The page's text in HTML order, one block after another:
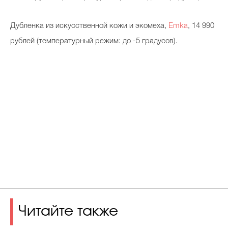
Дубленка из искусственной кожи и экомеха, Emka, 14 990
рублей (температурный режим: до -5 градусов).
Читайте также